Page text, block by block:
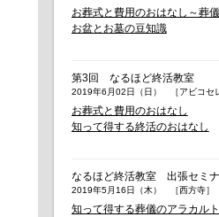
お葬式と費用のおはなし～葬
お盆とお墓の豆知識
第3回 なるほど終活教室
2019年6月02日（日） ［アビコセ
お葬式と費用のおはなし
知って得する終活のおはなし
なるほど終活教室 出張セミ
2019年5月16日（木） ［西方寺］
知って得する葬儀のアラカルト